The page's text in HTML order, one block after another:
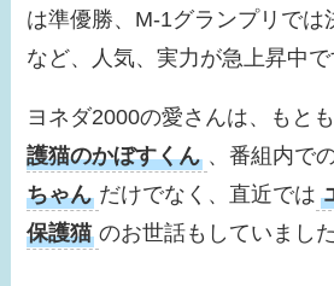
【画
べら
ンが
【画
那と
は準優勝、M-1グランプリでは
など、人気、実力が急上昇中で
ヨネダ2000の愛さんは、もと
護猫のかぼすくん 、番組内で
ちゃん だけでなく、直近では
保護猫 のお世話もしていました